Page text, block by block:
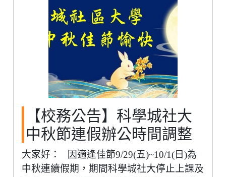
【校務公告】科學城社大
中秋節連假辦公時間調整
大家好： 因適逢佳節9/29(五)~10/1(日)為
中秋連續假期，期間科學城社大停止上課及